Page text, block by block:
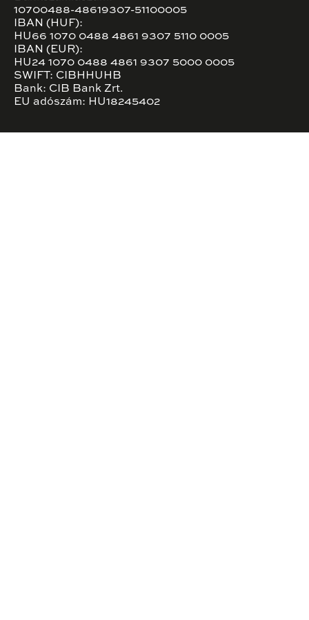
10700488-48619307-51100005
IBAN (HUF):
HU66 1070 0488 4861 9307 5110 0005
IBAN (EUR):
HU24 1070 0488 4861 9307 5000 0005
SWIFT: CIBHHUHB
Bank: CIB Bank Zrt.
EU adószám: HU18245402